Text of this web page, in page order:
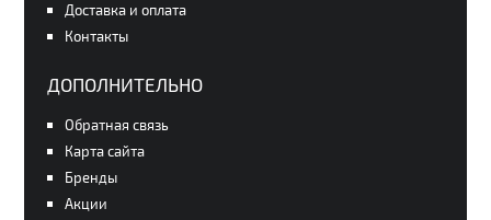
Доставка и оплата
Контакты
ДОПОЛНИТЕЛЬНО
Обратная связь
Карта сайта
Бренды
Акции